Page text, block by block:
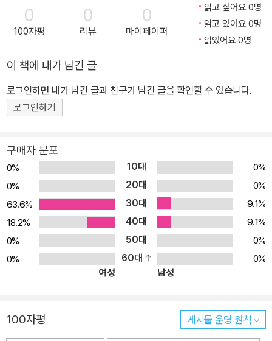
0
100자평
0
리뷰
0
마이페이퍼
읽고 싶어요 0명
읽고 있어요 0명
읽었어요 0명
이 책에 내가 남긴 글
로그인하면 내가 남긴 글과 친구가 남긴 글을 확인할 수 있습니다.
로그인하기
구매자 분포
0% 10대
0%
0%
20대
0%
63.6%
30대
9.1%
18.2%
40대
9.1%
0%
50대
0%
0%
60대
0%
여성
남성
100자평 게시물 운영 원칙